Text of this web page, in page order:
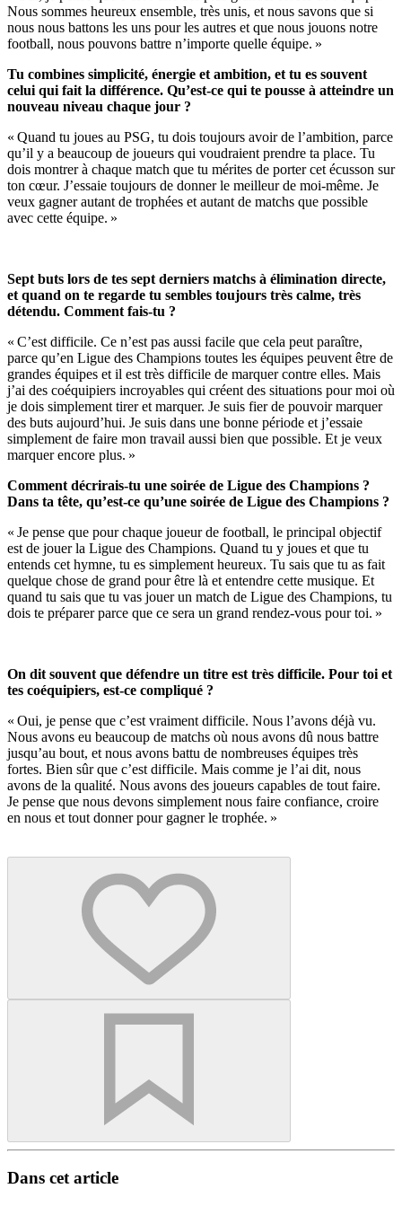
Nous sommes heureux ensemble, très unis, et nous savons que si
nous nous battons les uns pour les autres et que nous jouons notre
football, nous pouvons battre n’importe quelle équipe. »
Tu combines simplicité, énergie et ambition, et tu es souvent
celui qui fait la différence. Qu’est-ce qui te pousse à atteindre un
nouveau niveau chaque jour ?
« Quand tu joues au PSG, tu dois toujours avoir de l’ambition, parce
qu’il y a beaucoup de joueurs qui voudraient prendre ta place. Tu
dois montrer à chaque match que tu mérites de porter cet écusson sur
ton cœur. J’essaie toujours de donner le meilleur de moi-même. Je
veux gagner autant de trophées et autant de matchs que possible
avec cette équipe. »
Sept buts lors de tes sept derniers matchs à élimination directe,
et quand on te regarde tu sembles toujours très calme, très
détendu. Comment fais-tu ?
« C’est difficile. Ce n’est pas aussi facile que cela peut paraître,
parce qu’en Ligue des Champions toutes les équipes peuvent être de
grandes équipes et il est très difficile de marquer contre elles. Mais
j’ai des coéquipiers incroyables qui créent des situations pour moi où
je dois simplement tirer et marquer. Je suis fier de pouvoir marquer
des buts aujourd’hui. Je suis dans une bonne période et j’essaie
simplement de faire mon travail aussi bien que possible. Et je veux
marquer encore plus. »
Comment décrirais-tu une soirée de Ligue des Champions ?
Dans ta tête, qu’est-ce qu’une soirée de Ligue des Champions ?
« Je pense que pour chaque joueur de football, le principal objectif
est de jouer la Ligue des Champions. Quand tu y joues et que tu
entends cet hymne, tu es simplement heureux. Tu sais que tu as fait
quelque chose de grand pour être là et entendre cette musique. Et
quand tu sais que tu vas jouer un match de Ligue des Champions, tu
dois te préparer parce que ce sera un grand rendez-vous pour toi. »
On dit souvent que défendre un titre est très difficile. Pour toi et
tes coéquipiers, est-ce compliqué ?
« Oui, je pense que c’est vraiment difficile. Nous l’avons déjà vu.
Nous avons eu beaucoup de matchs où nous avons dû nous battre
jusqu’au bout, et nous avons battu de nombreuses équipes très
fortes. Bien sûr que c’est difficile. Mais comme je l’ai dit, nous
avons de la qualité. Nous avons des joueurs capables de tout faire.
Je pense que nous devons simplement nous faire confiance, croire
en nous et tout donner pour gagner le trophée. »
Dans cet article